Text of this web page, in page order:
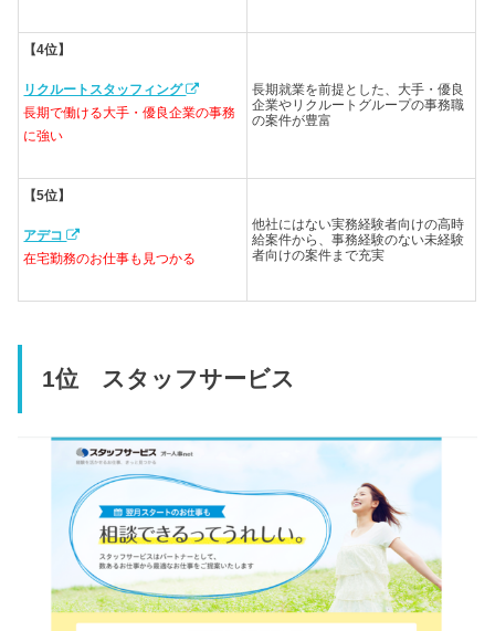
【4位】
リクルートスタッフィング
長期で働ける大手・優良企業の事務
に強い
長期就業を前提とした、大手・優良
企業やリクルートグループの事務職
の案件が豊富
【5位】
アデコ
在宅勤務のお仕事も見つかる
他社にはない実務経験者向けの高時
給案件から、事務経験のない未経験
者向けの案件まで充実
1位 スタッフサービス